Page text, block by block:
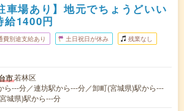
車場あり】地元でちょうどいい
給1400円
費別途支給あり 土日祝日が休み 残業なし
市若林区
ら---分／連坊駅から---分／卸町(宮城県)駅から---
城県)駅から---分